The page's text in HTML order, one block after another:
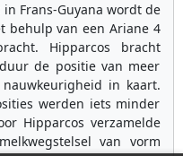
Frans-Guyana wordt de
behulp van een Ariane 4
Hipparcos bracht
de positie van meer
in kaart.
werden iets minder
Hipparcos verzamelde
van vorm